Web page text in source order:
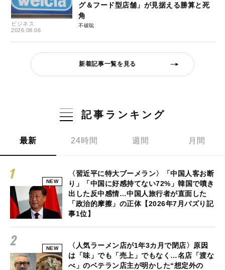
ビジネス
2026.08.06
グ＆フード型店舗」が見据える勝算と死
角
不破聡
新着記事一覧を見る
記事ランキング
最新 24時間 週間 月間
NEW
〈習近平に特大ブーメラン〉「中国人客お断
り」「中国に好感持てない72%」韓国で噴き
出した反中感情…中国人旅行者が直面した
「政治的摩擦」の正体【2026年7月バズり記
事1位】
NEW
〈人気ラーメン店が1年3カ月で閉店〉原因
は「味」でも「売上」でもなく…名店「渡な
べ」のベテラン店主が明かした“想定外の